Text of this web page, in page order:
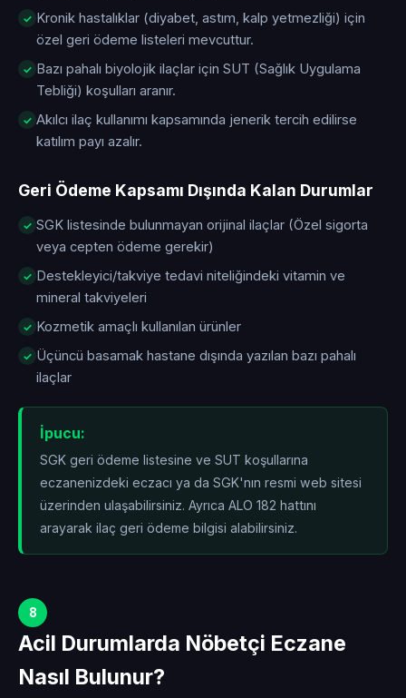
Kronik hastalıklar (diyabet, astım, kalp yetmezliği) için
özel geri ödeme listeleri mevcuttur.
Bazı pahalı biyolojik ilaçlar için SUT (Sağlık Uygulama
Tebliği) koşulları aranır.
Akılcı ilaç kullanımı kapsamında jenerik tercih edilirse
katılım payı azalır.
Geri Ödeme Kapsamı Dışında Kalan Durumlar
SGK listesinde bulunmayan orijinal ilaçlar (Özel sigorta
veya cepten ödeme gerekir)
Destekleyici/takviye tedavi niteliğindeki vitamin ve
mineral takviyeleri
Kozmetik amaçlı kullanılan ürünler
Üçüncü basamak hastane dışında yazılan bazı pahalı
ilaçlar
İpucu:
SGK geri ödeme listesine ve SUT koşullarına
eczanenizdeki eczacı ya da SGK'nın resmi web sitesi
üzerinden ulaşabilirsiniz. Ayrıca ALO 182 hattını
arayarak ilaç geri ödeme bilgisi alabilirsiniz.
8
Acil Durumlarda Nöbetçi Eczane
Nasıl Bulunur?